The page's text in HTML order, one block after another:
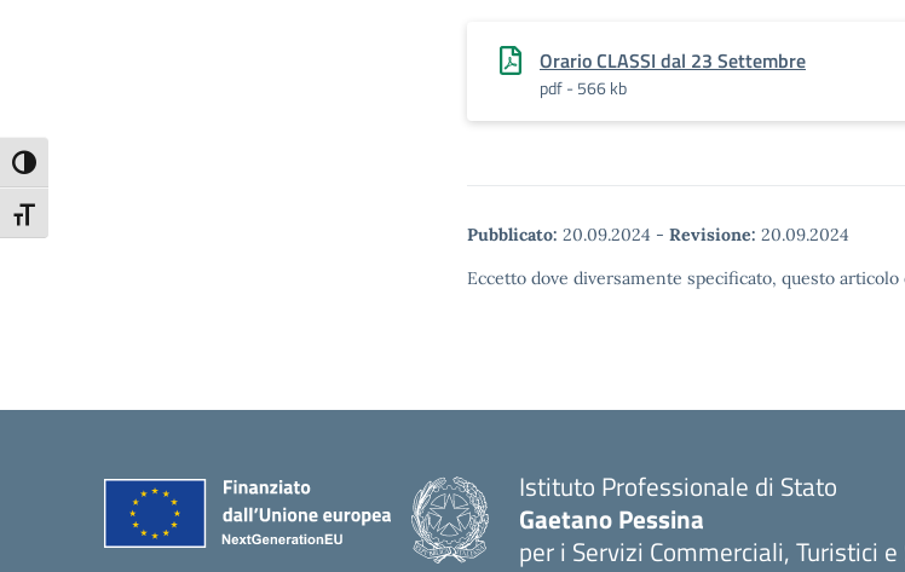
Attiva/disattiva alto contrasto
Attiva/disattiva dimensione testo
Orario CLASSI dal 23 Settembre
pdf - 566 kb
Pubblicato: 20.09.2024 - Revisione: 20.09.2024
Eccetto dove diversamente specificato, questo
Istituto Professionale di Stato
Gaetano Pessina
per i Servizi Commerciali, Turistici e